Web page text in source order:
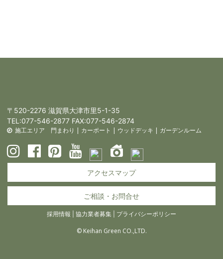
〒520-2276 滋賀県大津市里5-1-35
TEL:077-546-2877 FAX:077-546-2874
施工エリア 門まわり | カーポート | ウッドデッキ | ガーデンルーム
アクセスマップ
ご相談・お問合せ
採用情報 協力業者募集 プライバシーポリシー
© Keihan Green CO.,LTD.